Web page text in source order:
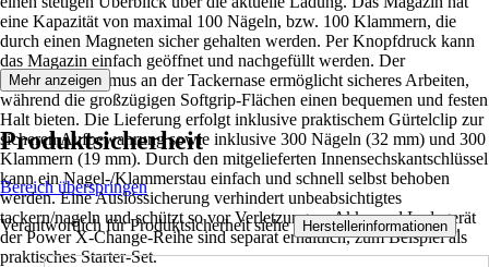
eine Kapazität von maximal 100 Nägeln, bzw. 100 Klammern, die
durch einen Magneten sicher gehalten werden. Per Knopfdruck kann
das Magazin einfach geöffnet und nachgefüllt werden. Der
Druckmechanismus an der Tackernase ermöglicht sicheres Arbeiten,
während die großzügigen Softgrip-Flächen einen bequemen und festen
Halt bieten. Die Lieferung erfolgt inklusive praktischem Gürtelclip zur
sicheren Aufbewahrung sowie inklusive 300 Nägeln (32 mm) und 300
Klammern (19 mm). Durch den mitgelieferten Innensechskantschlüssel
kann ein Nagel-/Klammerstau einfach und schnell selbst behoben
werden. Eine Auslössicherung verhindert unbeabsichtigtes
tackern/nageln und schützt so vor Verletzungen. Akku und Ladegerät
der Power X-Change-Reihe sind separat erhältlich, zum Beispiel als
praktisches Starter-Set.
Mehr anzeigen
Produktsicherheit
Bereich überspringen
Verantwortlich für Produktsicherheit siehe Herstellerinformationen .